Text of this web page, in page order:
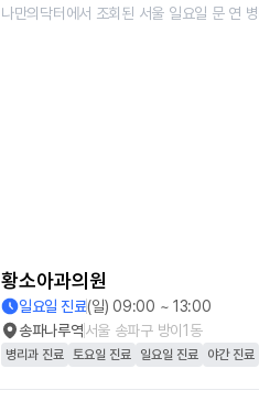
나만의닥터에서 조회된 서울 일요일 문 연
황소아과의원
일요일 진료(일) 09:00 ~ 13:00
송파나루역서울 송파구 방이1동
병리과 진료 토요일 진료 일요일 진료 야간 진료